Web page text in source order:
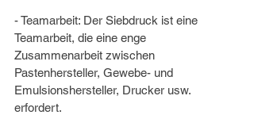
- Teamarbeit: Der Siebdruck ist eine
Teamarbeit, die eine enge
Zusammenarbeit zwischen
Pastenhersteller, Gewebe- und
Emulsionshersteller, Drucker usw.
erfordert.